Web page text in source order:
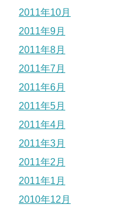
2011年10月
2011年9月
2011年8月
2011年7月
2011年6月
2011年5月
2011年4月
2011年3月
2011年2月
2011年1月
2010年12月